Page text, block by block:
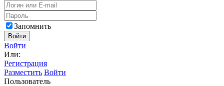
Запомнить
Войти
Войти
Или:
Регистрация
Разместить Войти
Пользователь